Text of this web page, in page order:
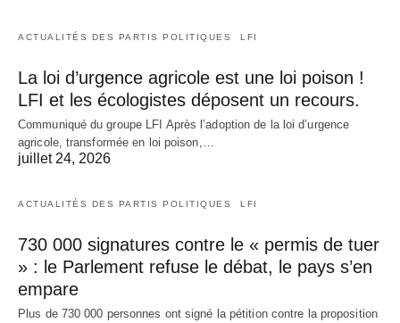
ACTUALITÉS DES PARTIS POLITIQUES LFI
La loi d’urgence agricole est une loi poison !
LFI et les écologistes déposent un recours.
Communiqué du groupe LFI Après l’adoption de la loi d’urgence
agricole, transformée en loi poison,…
juillet 24, 2026
ACTUALITÉS DES PARTIS POLITIQUES LFI
730 000 signatures contre le « permis de tuer
» : le Parlement refuse le débat, le pays s’en
empare
Plus de 730 000 personnes ont signé la pétition contre la proposition